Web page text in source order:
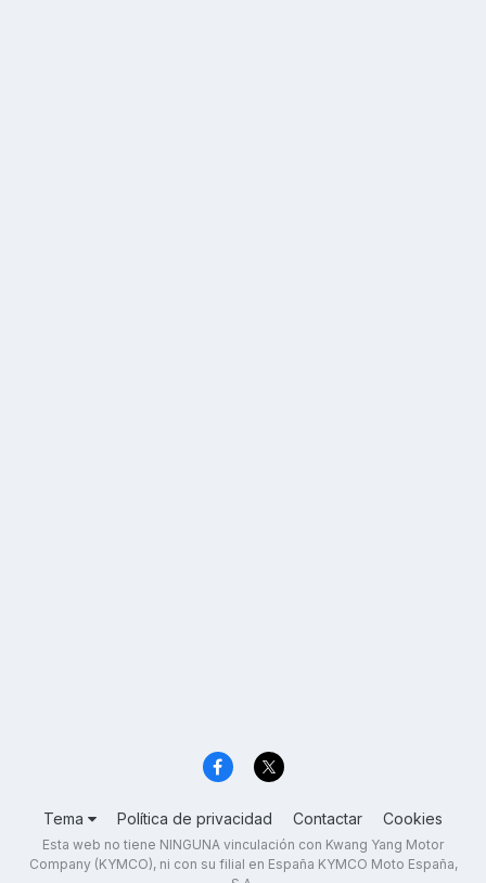
Tema Política de privacidad Contactar Cookies
Esta web no tiene NINGUNA vinculación con Kwang Yang Motor
Company (KYMCO), ni con su filial en España KYMCO Moto España,